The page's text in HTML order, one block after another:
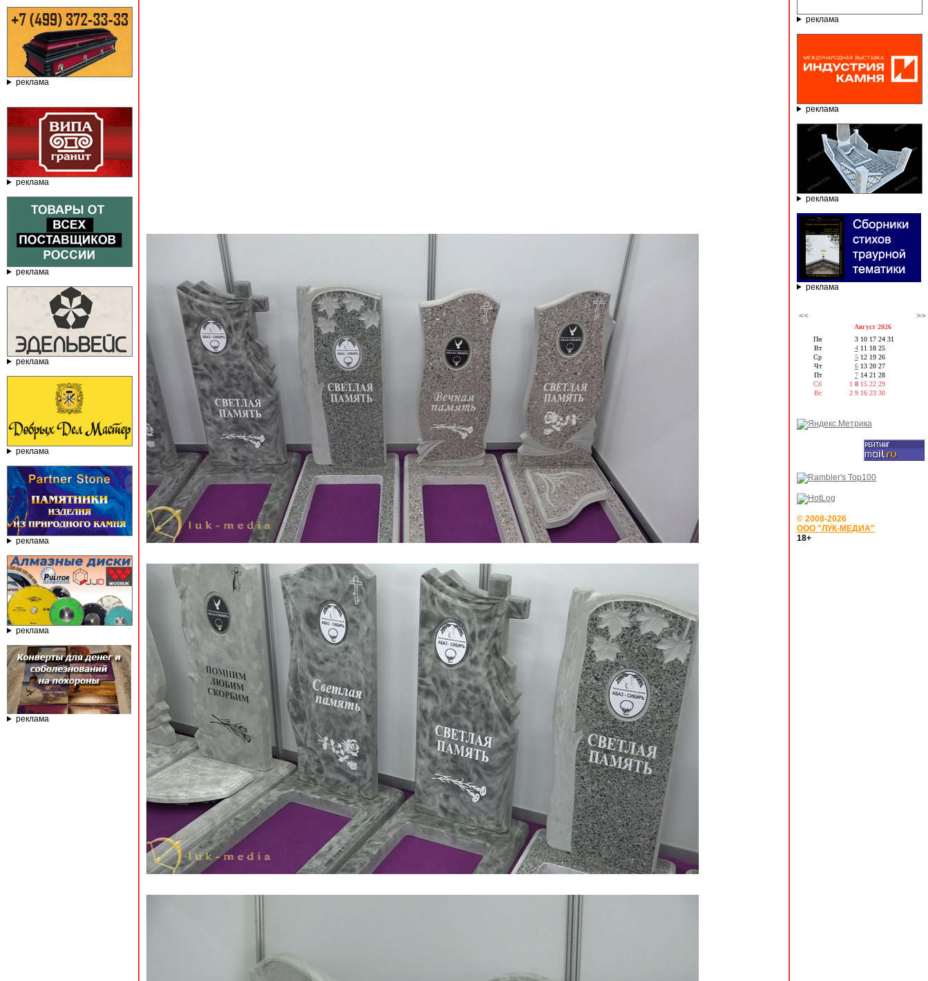
реклама
реклама
реклама
реклама
реклама
реклама
реклама
реклама
реклама
реклама
реклама
реклама
<< >>
Август 2026
Пн
Вт
Ср
Чт
Пт
Сб
Вс
3 10 17 24 31
4 11 18 25
5 12 19 26
6 13 20 27
7 14 21 28
1 8 15 22 29
2 9 16 23 30
© 2008-2026
ООО "ЛУК-МЕДИА"
18+